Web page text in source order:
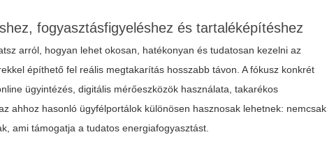
fogyasztásfigyeléshez és tartaléképítéshez
arról, hogyan lehet okosan, hatékonyan és tudatosan kezelni az
építhető fel reális megtakarítás hosszabb távon. A fókusz konkrét
ügyintézés, digitális mérőeszközök használata, takarékos
ahhoz hasonló ügyfélportálok különösen hasznosak lehetnek: nemcsak
ami támogatja a tudatos energiafogyasztást.